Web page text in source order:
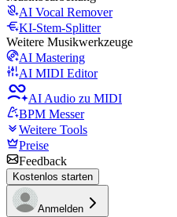
AI Vocal Remover
KI-Stem-Splitter
Weitere Musikwerkzeuge
AI Mastering
AI MIDI Editor
AI Audio zu MIDI
BPM Messer
Weitere Tools
Preise
Feedback
Kostenlos starten
Anmelden